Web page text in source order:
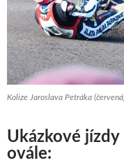
Kolize Jaroslava Petráka
Ukázkové jízdy
ovále: